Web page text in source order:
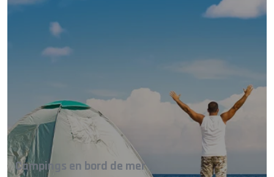
Campings en bord de mer